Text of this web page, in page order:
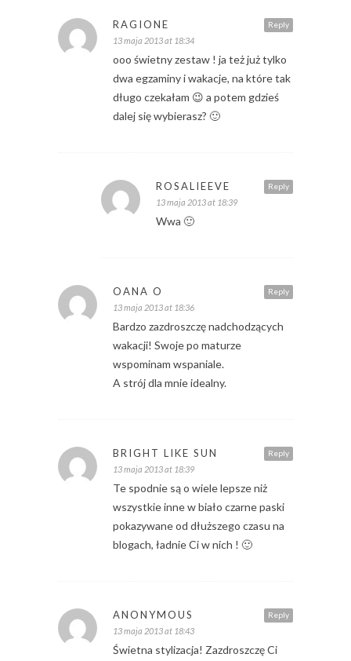
Reply
RAGIONE
13 maja 2013 at 18:34
ooo świetny zestaw ! ja też już tylko
dwa egzaminy i wakacje, na które tak
długo czekałam 😉 a potem gdzieś
dalej się wybierasz? 🙂
Reply
ROSALIEEVE
13 maja 2013 at 18:39
Wwa 🙂
Reply
OANA O
13 maja 2013 at 18:36
Bardzo zazdroszczę nadchodzących
wakacji! Swoje po maturze
wspominam wspaniale.
A strój dla mnie idealny.
Reply
BRIGHT LIKE SUN
13 maja 2013 at 18:39
Te spodnie są o wiele lepsze niż
wszystkie inne w biało czarne paski
pokazywane od dłuższego czasu na
blogach, ładnie Ci w nich ! 🙂
Reply
ANONYMOUS
13 maja 2013 at 18:43
Świetna stylizacja! Zazdroszczę Ci